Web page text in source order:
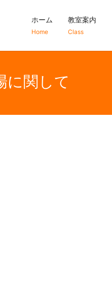
ホーム
Home
教室案内
Class
に関して